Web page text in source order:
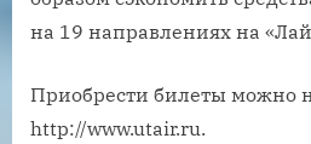
на 19 направлениях на
Приобрести билеты можно
http://www.utair.ru.